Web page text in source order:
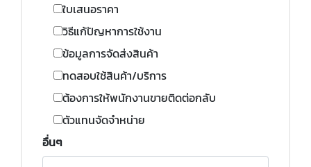
ใบเสนอราคา
วิธีแก้ปัญหาการใช้งาน
ข้อมูลการจัดส่งสินค้า
ทดสอบใช้สินค้า/บริการ
ต้องการให้พนักงานขายติดต่อกลับ
ตัวแทนจัดจำหน่าย
อื่นๆ